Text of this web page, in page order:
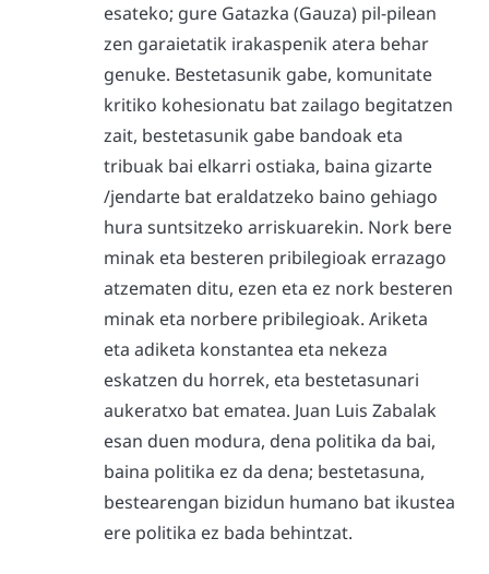
esateko; gure Gatazka (Gauza) pil-pilean
zen garaietatik irakaspenik atera behar
genuke. Bestetasunik gabe, komunitate
kritiko kohesionatu bat zailago begitatzen
zait, bestetasunik gabe bandoak eta
tribuak bai elkarri ostiaka, baina gizarte
/jendarte bat eraldatzeko baino gehiago
hura suntsitzeko arriskuarekin. Nork bere
minak eta besteren pribilegioak errazago
atzematen ditu, ezen eta ez nork besteren
minak eta norbere pribilegioak. Ariketa
eta adiketa konstantea eta nekeza
eskatzen du horrek, eta bestetasunari
aukeratxo bat ematea. Juan Luis Zabalak
esan duen modura, dena politika da bai,
baina politika ez da dena; bestetasuna,
bestearengan bizidun humano bat ikustea
ere politika ez bada behintzat.